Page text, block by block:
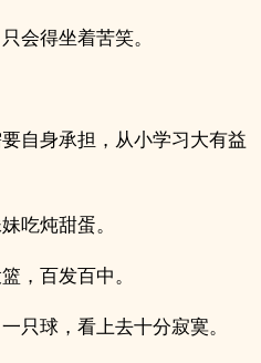
会得坐着苦笑。
自身承担，从小学习大有益
吃炖甜蛋。
，百发百中。
只球，看上去十分寂寞。